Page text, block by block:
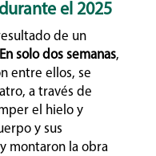
el 2025
de un
En solo dos semanas,
entre ellos, se
a través de
el hielo y
y sus
montaron la obra